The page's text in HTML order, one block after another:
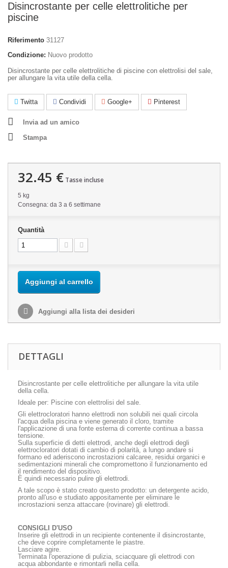
Disincrostante per celle elettrolitiche per
piscine
Riferimento 31127
Condizione: Nuovo prodotto
Disincrostante per celle elettrolitiche di piscine con elettrolisi del sale,
per allungare la vita utile della cella.
Twitta Condividi Google+ Pinterest
Invia ad un amico
Stampa
32.45 € Tasse incluse
5 kg
Consegna: da 3 a 6 settimane
Quantità
Aggiungi al carrello
Aggiungi alla lista dei desideri
DETTAGLI
Disincrostante per celle elettrolitiche per allungare la vita utile
della cella.
Ideale per: Piscine con elettrolisi del sale.
Gli elettrocloratori hanno elettrodi non solubili nei quali circola
l'acqua della piscina e viene generato il cloro, tramite
l'applicazione di una fonte esterna di corrente continua a bassa
tensione.
Sulla superficie di detti elettrodi, anche degli elettrodi degli
elettrocloratori dotati di cambio di polarità, a lungo andare si
formano ed aderiscono incrostazioni calcaree, residui organici e
sedimentazioni minerali che compromettono il funzionamento ed
il rendimento del dispositivo.
È quindi necessario pulire gli elettrodi.
A tale scopo è stato creato questo prodotto: un detergente acido,
pronto all'uso e studiato appositamente per eliminare le
incrostazioni senza attaccare (rovinare) gli elettrodi.
CONSIGLI D'USO
Inserire gli elettrodi in un recipiente contenente il disincrostante,
che deve coprire completamente le piastre.
Lasciare agire.
Terminata l'operazione di pulizia, sciacquare gli elettrodi con
acqua abbondante e rimontarli nella cella.